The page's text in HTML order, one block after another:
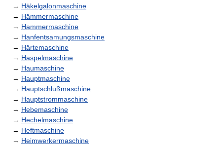
→ Häkelgalonmaschine
→ Hämmermaschine
→ Hammermaschine
→ Hanfentsamungsmaschine
→ Härtemaschine
→ Haspelmaschine
→ Haumaschine
→ Hauptmaschine
→ Hauptschlußmaschine
→ Hauptstrommaschine
→ Hebemaschine
→ Hechelmaschine
→ Heftmaschine
→ Heimwerkermaschine